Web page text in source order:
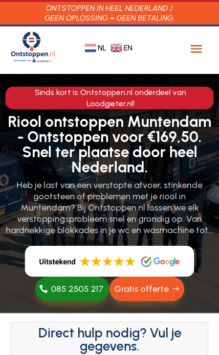
ONTSTOPPEN IN HEEL NEDERLAND /
GEEN OPLOSSING = GEEN BETALING.
NL EN
Sinds kort is Ontstoppen.nl onderdeel van
Loodgieter.nl!
Riool ontstoppen Muntendam
- Ontstoppen voor €169,50.
Snel ter plaatse door heel
Nederland.
Heb je last van een verstopte afvoer, stinkende
gootsteen of problemen met je riool in
Muntendam? Bij Ontstoppen.​nl lossen we elk
verstoppingsprobleem snel en grondig op.​ Van
hardnekkige blokkades in je wc en wasmachine tot…
085 2505 217 Gratis offerte
Direct hulp nodig? Vul je
gegevens.